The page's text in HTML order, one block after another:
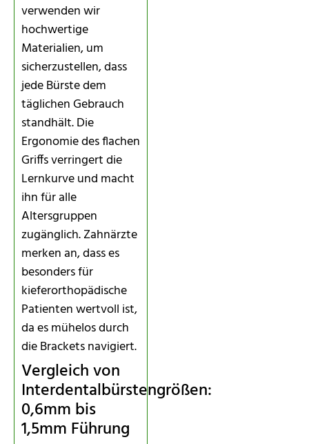
verwenden wir
hochwertige
Materialien, um
sicherzustellen, dass
jede Bürste dem
täglichen Gebrauch
standhält. Die
Ergonomie des flachen
Griffs verringert die
Lernkurve und macht
ihn für alle
Altersgruppen
zugänglich. Zahnärzte
merken an, dass es
besonders für
kieferorthopädische
Patienten wertvoll ist,
da es mühelos durch
die Brackets navigiert.
Vergleich von
Interdentalbürstengrößen:
0,6mm bis
1,5mm Führung